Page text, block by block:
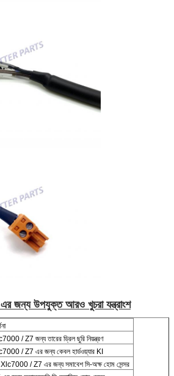
উপযুক্ত আরও খুচরা যন্ত্রাংশ
/ Z7 জন্য তারের ড্রিল ছুরি নিয়ন্ত্রণ
/ Z7 এর জন্য কেবল হার্ডওয়্যার KI
Xlc7000 / Z7 এর জন্য সমাবেশ সি-অক্ষ হোম সেন্সর